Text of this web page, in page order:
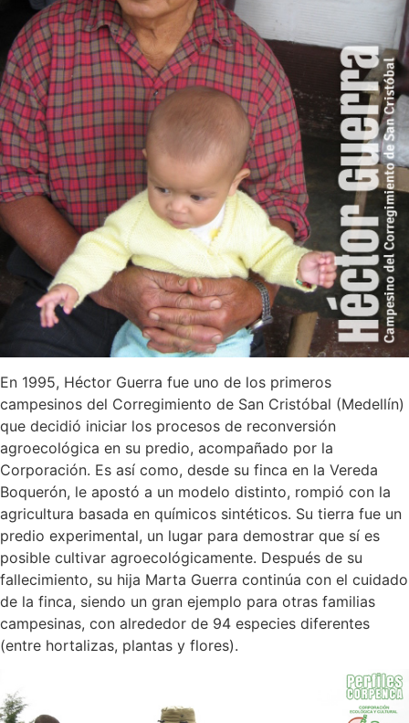
En 1995, Héctor Guerra fue uno de los primeros
campesinos del Corregimiento de San Cristóbal (Medellín)
que decidió iniciar los procesos de reconversión
agroecológica en su predio, acompañado por la
Corporación. Es así como, desde su finca en la Vereda
Boquerón, le apostó a un modelo distinto, rompió con la
agricultura basada en químicos sintéticos. Su tierra fue un
predio experimental, un lugar para demostrar que sí es
posible cultivar agroecológicamente. Después de su
fallecimiento, su hija Marta Guerra continúa con el cuidado
de la finca, siendo un gran ejemplo para otras familias
campesinas, con alrededor de 94 especies diferentes
(entre hortalizas, plantas y flores).